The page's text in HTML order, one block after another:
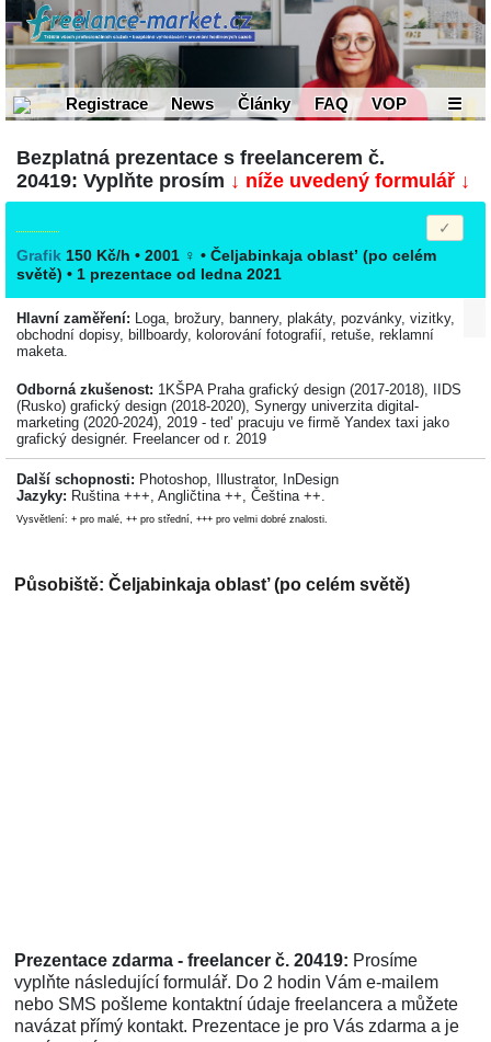
Registrace News Články FAQ VOP ☰
Bezplatná prezentace s freelancerem č.
20419: Vyplňte prosím ↓ níže uvedený formulář ↓
Grafik 150 Kč/h • 2001 ♀ • Čeljabinkaja oblast’ (po celém
světě) • 1 prezentace od ledna 2021
Hlavní zaměření: Loga, brožury, bannery, plakáty, pozvánky, vizitky,
obchodní dopisy, billboardy, kolorování fotografií, retuše, reklamní
maketa.
Odborná zkušenost: 1KŠPA Praha grafický design (2017-2018), IIDS
(Rusko) grafický design (2018-2020), Synergy univerzita digital-
marketing (2020-2024), 2019 - ted’ pracuju ve firmě Yandex taxi jako
grafický designér. Freelancer od r. 2019
Další schopnosti: Photoshop, Illustrator, InDesign
Jazyky: Ruština +++, Angličtina ++, Čeština ++.
Vysvětlení: + pro malé, ++ pro střední, +++ pro velmi dobré znalosti.
Působiště: Čeljabinkaja oblast’ (po celém světě)
Prezentace zdarma - freelancer č. 20419: Prosíme
vyplňte následující formulář. Do 2 hodin Vám e-mailem
nebo SMS pošleme kontaktní údaje freelancera a můžete
navázat přímý kontakt. Prezentace je pro Vás zdarma a je